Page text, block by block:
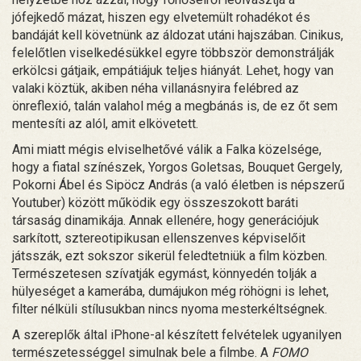
jófejkedő mázat, hiszen egy elvetemült rohadékot és
bandáját kell követnünk az áldozat utáni hajszában. Cinikus,
felelőtlen viselkedésükkel egyre többször demonstrálják
erkölcsi gátjaik, empátiájuk teljes hiányát. Lehet, hogy van
valaki köztük, akiben néha villanásnyira felébred az
önreflexió, talán valahol még a megbánás is, de ez őt sem
mentesíti az alól, amit elkövetett.
Ami miatt mégis elviselhetővé válik a Falka közelsége,
hogy a fiatal színészek, Yorgos Goletsas, Bouquet Gergely,
Pokorni Ábel és Sipöcz András (a való életben is népszerű
Youtuber) között működik egy összeszokott baráti
társaság dinamikája. Annak ellenére, hogy generációjuk
sarkított, sztereotipikusan ellenszenves képviselőit
játsszák, ezt sokszor sikerül feledtetniük a film közben.
Természetesen szívatják egymást, könnyedén tolják a
hülyeséget a kamerába, dumájukon még röhögni is lehet,
filter nélküli stílusukban nincs nyoma mesterkéltségnek.
A szereplők által iPhone-al készített felvételek ugyanilyen
természetességgel simulnak bele a filmbe. A FOMO